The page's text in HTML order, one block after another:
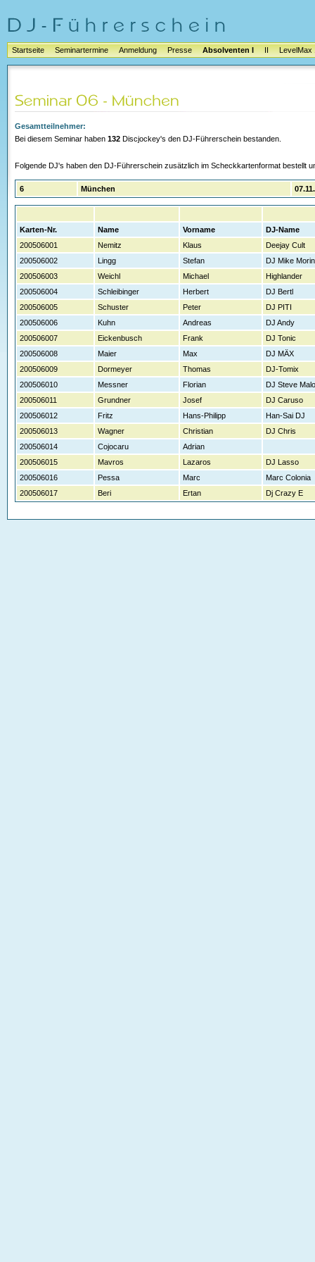
Startseite Seminartermine Anmeldung Presse Absolventen I II LevelMax
Gesamtteilnehmer:
Bei diesem Seminar haben 132 Discjockey's den DJ-Führerschein bestanden.
Folgende DJ's haben den DJ-Führerschein zusätzlich im Scheckkartenformat bestellt
6 München
Karten-Nr. Name Vorname
DJ-Name
200506001
Nemitz Klaus
Deejay Cult
200506002
Lingg Stefan
DJ Mike
200506003
Weichl Michael
Highlander
200506004
Schleibinger Herbert
DJ Bertl
200506005
Schuster Peter
DJ PITI
200506006
Kuhn Andreas
DJ Andy
200506007
Eickenbusch Frank
DJ Tonic
200506008
Maier Max
DJ MÄX
200506009
Dormeyer Thomas
DJ-Tomix
200506010
Messner Florian
DJ Steve
200506011
Grundner Josef
DJ Caruso
200506012
Fritz Hans-Philipp
Han-Sai DJ
200506013
Wagner Christian
DJ Chris
200506014
Cojocaru
Adrian
200506015
Mavros Lazaros
DJ Lasso
200506016
Pessa Marc
Marc Colonia
200506017
Beri Ertan Dj Crazy E